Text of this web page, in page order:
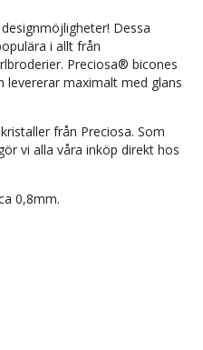
Dessa
i allt från
Preciosa® bicones
levererar maximalt med glans
från Preciosa. Som
vi alla våra inköp direkt hos
0,8mm.